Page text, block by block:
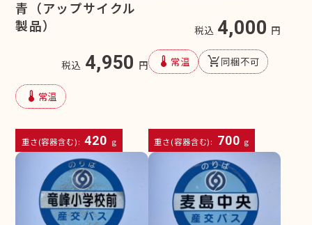
青（アップサイクル
製品）
税込 4,950 円
device_thermostat 常温
重さ(容器含む): 420 g
税込 4,000 円
device_thermostat 常温 remove_shopping_cart同梱不可
重さ(容器含む): 700 g